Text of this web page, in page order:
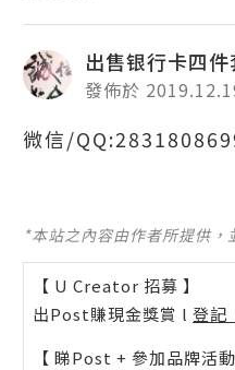
出售银行卡四
發佈於
微信/
*本站之內容由作者所提供
【 U Creator 招募 】
出Post賺現金獎賞 l 登記
【 睇Post + 參加品牌活動